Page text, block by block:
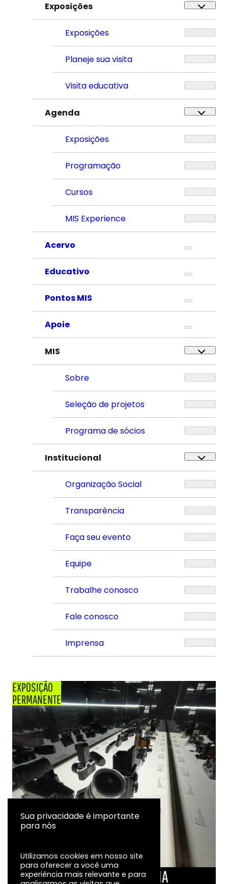
Exposições
Exposições
Planeje sua visita
Visita educativa
Agenda
Exposições
Programação
Cursos
MIS Experience
Acervo
Educativo
Pontos MIS
Apoie
MIS
Sobre
Seleção de projetos
Programa de sócios
Institucional
Organização Social
Transparência
Faça seu evento
Equipe
Trabalhe conosco
Fale conosco
Imprensa
EXPOSIÇÃO
PERMANENTE
LINHA DO TEMPO DA FOTOGRAFIA
Sua privacidade é importante
para nós
Utilizamos cookies em nosso site
para oferecer a você uma
experiência mais relevante e para